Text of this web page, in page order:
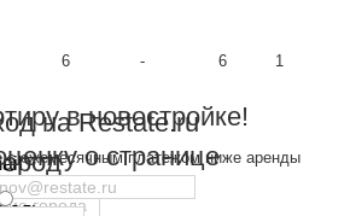
на Restate.ru
6 - 6 1
в новостройке!
с ежемесячным платежом ниже аренды
о странице